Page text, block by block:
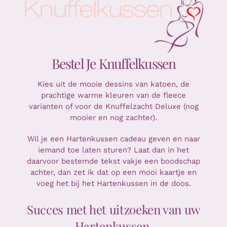
Bestel Je Knuffelkussen
Kies uit de mooie dessins van katoen, de
prachtige warme kleuren van de fleece
varianten of voor de Knuffelzacht Deluxe (nog
mooier en nog zachter).
Wil je een Hartenkussen cadeau geven en naar
iemand toe laten sturen? Laat dan in het
daarvoor bestemde tekst vakje een boodschap
achter, dan zet ik dat op een mooi kaartje en
voeg het bij het Hartenkussen in de doos.
Succes met het uitzoeken van uw